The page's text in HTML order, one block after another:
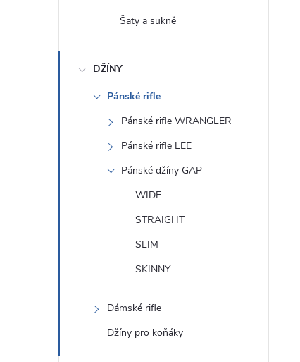
Šaty a sukně
DŽÍNY
Pánské rifle
Pánské rifle WRANGLER
Pánské rifle LEE
Pánské džíny GAP
WIDE
STRAIGHT
SLIM
SKINNY
Dámské rifle
Džíny pro koňáky